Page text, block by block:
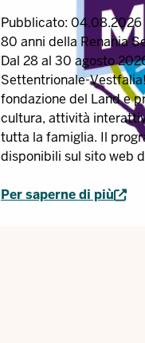
Pubblicato: 04.08.2026
80 anni della Renania
Dal 28 al 30 agosto
Settentrionale-
fondazione del Land e
cultura, attività
tutta la famiglia. Il
disponibili sul sito web
Per saperne di più